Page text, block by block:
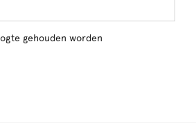
gehouden worden